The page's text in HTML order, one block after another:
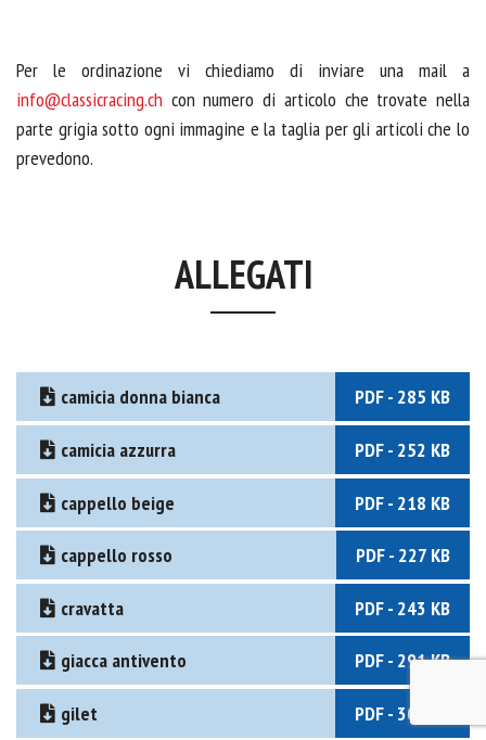
Per le ordinazione vi chiediamo di inviare una mail a
info@classicracing.ch con numero di articolo che trovate nella
parte grigia sotto ogni immagine e la taglia per gli articoli che lo
prevedono.
ALLEGATI
camicia donna bianca PDF - 285 KB
camicia azzurra PDF - 252 KB
cappello beige PDF - 218 KB
cappello rosso PDF - 227 KB
cravatta PDF - 243 KB
giacca antivento PDF - 291 KB
gilet PDF - 301 KB